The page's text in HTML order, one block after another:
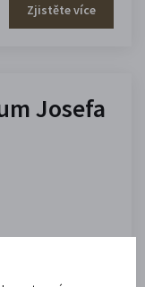
Zjistěte více
Josefa